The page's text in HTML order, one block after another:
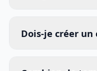
Dois-je créer un